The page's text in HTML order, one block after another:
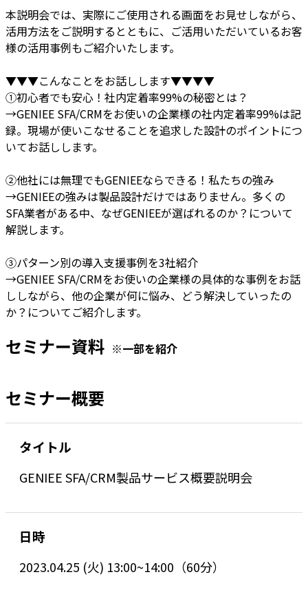
本説明会では、実際にご使用される画面をお見せしながら、
活用方法をご説明するとともに、ご活用いただいているお客
様の活用事例もご紹介いたします。
▼▼▼こんなことをお話しします▼▼▼▼
①初心者でも安心！社内定着率99%の秘密とは？
→GENIEE SFA/CRMをお使いの企業様の社内定着率99%は記
録。現場が使いこなせることを追求した設計のポイントにつ
いてお話しします。
②他社には無理でもGENIEEならできる！私たちの強み
→GENIEEの強みは製品設計だけではありません。多くの
SFA業者がある中、なぜGENIEEが選ばれるのか？について
解説します。
③パターン別の導入支援事例を3社紹介
→GENIEE SFA/CRMをお使いの企業様の具体的な事例をお話
ししながら、他の企業が何に悩み、どう解決していったの
か？についてご紹介します。
セミナー資料 ※一部を紹介
セミナー概要
タイトル
GENIEE SFA/CRM製品サービス概要説明会
日時
2023.04.25 (火) 13:00~14:00（60分）